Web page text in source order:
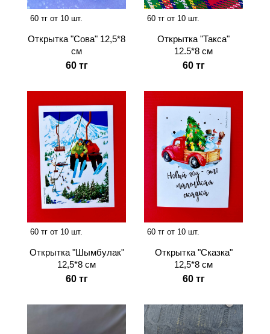
60 тг от 10 шт.
Открытка "Сова" 12,5*8
см
60 тг
60 тг от 10 шт.
Открытка "Такса"
12.5*8 см
60 тг
60 тг от 10 шт.
Открытка "Шымбулак"
12,5*8 см
60 тг
60 тг от 10 шт.
Открытка "Сказка"
12,5*8 см
60 тг